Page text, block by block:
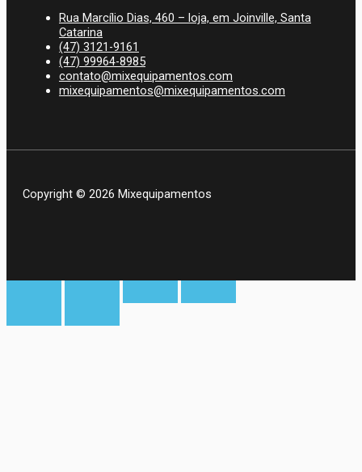
Rua Marcílio Dias, 460 – loja, em Joinville, Santa
Catarina
(47) 3121-9161
(47) 99964-8985
contato@mixequipamentos.com
mixequipamentos@mixequipamentos.com
Copyright © 2026 Mixequipamentos